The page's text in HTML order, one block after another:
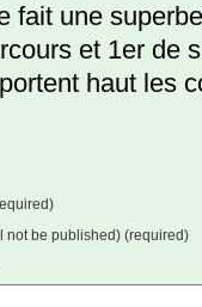
fait une
et 1er de
haut les
not be published) (required)